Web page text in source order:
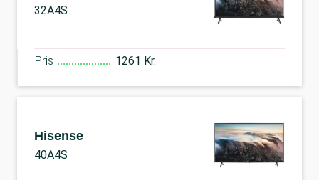
32A4S
Pris 1261 Kr.
Hisense
40A4S